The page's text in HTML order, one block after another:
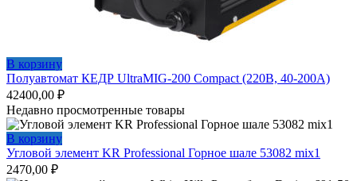
В корзину
Полуавтомат КЕДР UltraMIG-200 Compact (220В, 40-200А)
42400,00 ₽
Недавно просмотренные товары
В корзину
Угловой элемент KR Professional Горное шале 53082 mix1
2470,00 ₽